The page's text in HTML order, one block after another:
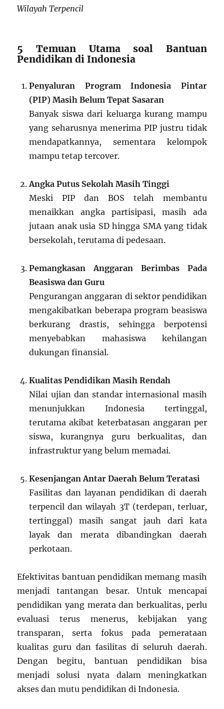
Wilayah Terpencil
5 Temuan Utama soal Bantuan
Pendidikan di Indonesia
Penyaluran Program Indonesia Pintar
(PIP) Masih Belum Tepat Sasaran
Banyak siswa dari keluarga kurang mampu
yang seharusnya menerima PIP justru tidak
mendapatkannya, sementara kelompok
mampu tetap tercover.
Angka Putus Sekolah Masih Tinggi
Meski PIP dan BOS telah membantu
menaikkan angka partisipasi, masih ada
jutaan anak usia SD hingga SMA yang tidak
bersekolah, terutama di pedesaan.
Pemangkasan Anggaran Berimbas Pada
Beasiswa dan Guru
Pengurangan anggaran di sektor pendidikan
mengakibatkan beberapa program beasiswa
berkurang drastis, sehingga berpotensi
menyebabkan mahasiswa kehilangan
dukungan finansial.
Kualitas Pendidikan Masih Rendah
Nilai ujian dan standar internasional masih
menunjukkan Indonesia tertinggal,
terutama akibat keterbatasan anggaran per
siswa, kurangnya guru berkualitas, dan
infrastruktur yang belum memadai.
Kesenjangan Antar Daerah Belum Teratasi
Fasilitas dan layanan pendidikan di daerah
terpencil dan wilayah 3T (terdepan, terluar,
tertinggal) masih sangat jauh dari kata
layak dan merata dibandingkan daerah
perkotaan.
Efektivitas bantuan pendidikan memang masih
menjadi tantangan besar. Untuk mencapai
pendidikan yang merata dan berkualitas, perlu
evaluasi terus menerus, kebijakan yang
transparan, serta fokus pada pemerataan
kualitas guru dan fasilitas di seluruh daerah.
Dengan begitu, bantuan pendidikan bisa
menjadi solusi nyata dalam meningkatkan
akses dan mutu pendidikan di Indonesia.